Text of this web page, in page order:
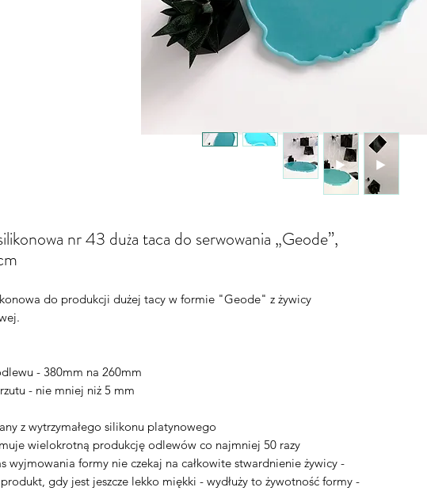
nr 43 duża taca do serwowania „Geode”,
do produkcji dużej tacy w formie "Geode" z żywicy
- 380mm na 260mm
- nie mniej niż 5 mm
z wytrzymałego silikonu platynowego
wielokrotną produkcję odlewów co najmniej 50 razy
wyjmowania formy nie czekaj na całkowite stwardnienie żywicy -
gdy jest jeszcze lekko miękki - wydłuży to żywotność formy -